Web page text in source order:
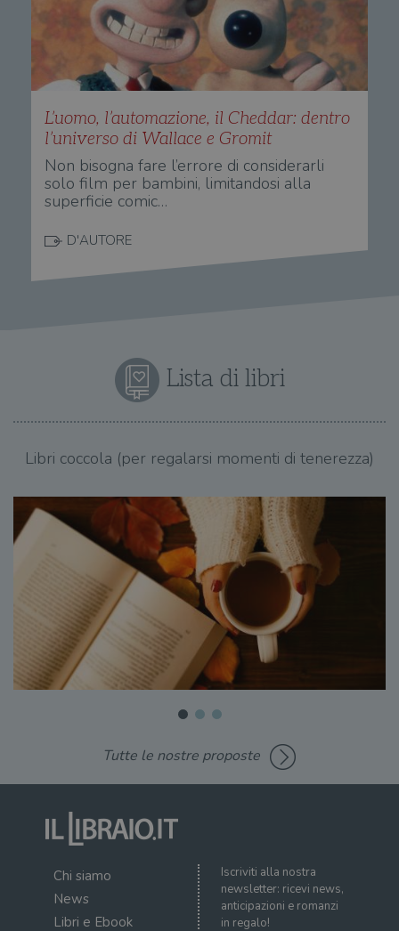
L’uomo, l’automazione, il Cheddar: dentro
l’universo di Wallace e Gromit
Non bisogna fare l’errore di considerarli
solo film per bambini, limitandosi alla
superficie comic…
D'AUTORE
Lista di libri
Libri coccola (per regalarsi momenti di tenerezza)
Tutte le nostre proposte
Chi siamo
News
Libri e Ebook
Iscriviti alla nostra
newsletter: ricevi news,
anticipazioni e romanzi
in regalo!